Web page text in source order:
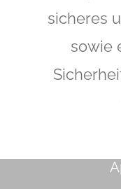
sicheres
sowie